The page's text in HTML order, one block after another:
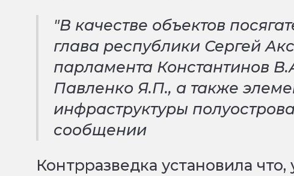
"В качестве объектов
глава республики Сергей
парламента Константинов
Павленко Я.П., а также
инфраструктуры
сообщении
Контрразведка установила что,